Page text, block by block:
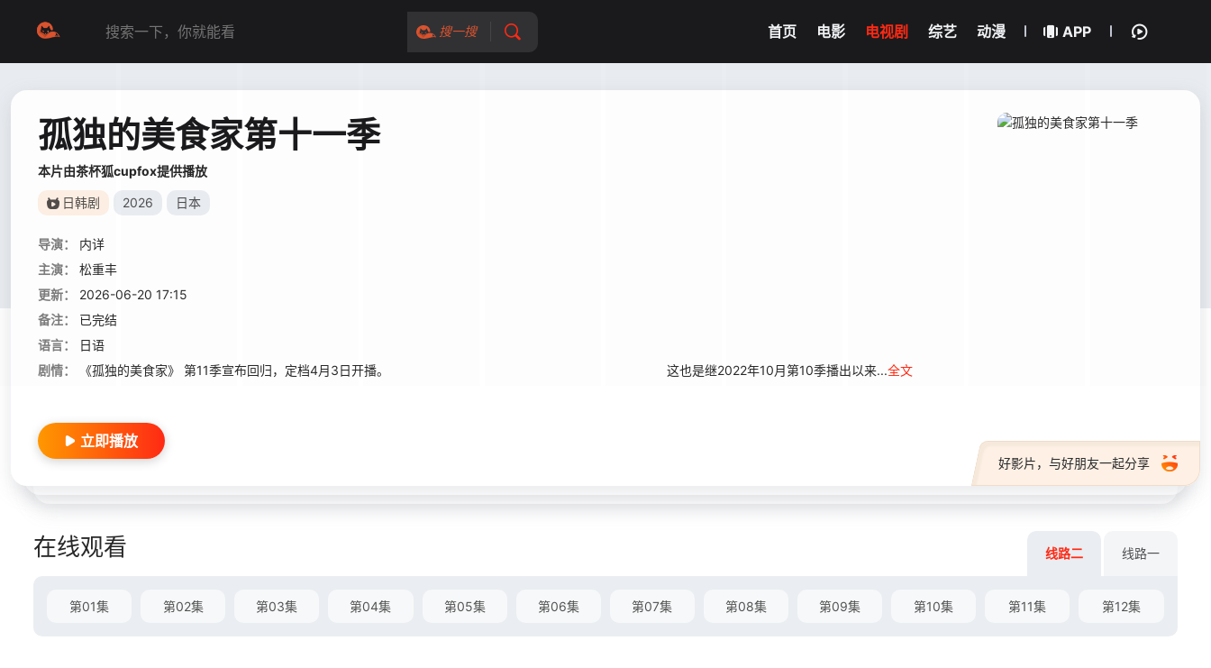
搜一搜 首页 电影 电视剧 综艺 动漫 APP
孤独的美食家第十一季
本片由茶杯狐cupfox提供播放
日韩剧 2026 日本
导演：
内详
主演：
松重丰
更新：
2026-06-20 17:15
备注：
已完结
语言：
日语
剧情：
《孤独的美食家》 第11季宣布回归，定档4月3日开播。 这也是继2022年10月第10季播出以来...全文
好影片，与好朋友一起分享
立即播放
在线观看 线路二 线路一
第01集 第02集 第03集 第04集 第05集 第06集 第07集 第08集 第09集 第10集 第11集 第12集